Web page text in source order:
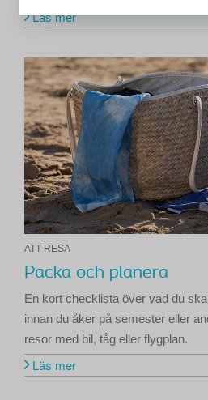
Läs mer
ATT RESA
Packa och planera
En kort checklista över vad du
innan du åker på semester eller
resor med bil, tåg eller flygplan.
Läs mer